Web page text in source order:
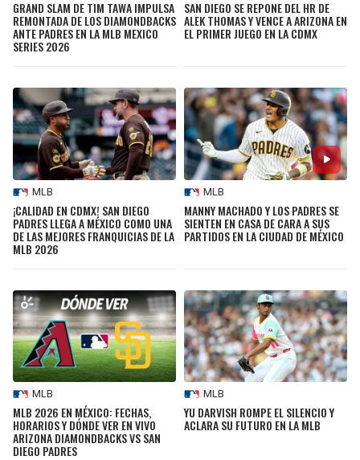
GRAND SLAM DE TIM TAWA IMPULSA
REMONTADA DE LOS DIAMONDBACKS
ANTE PADRES EN LA MLB MEXICO
SERIES 2026
SAN DIEGO SE REPONE DEL HR DE
ALEK THOMAS Y VENCE A ARIZONA EN
EL PRIMER JUEGO EN LA CDMX
MLB
¡CALIDAD EN CDMX! SAN DIEGO
PADRES LLEGA A MÉXICO COMO UNA
DE LAS MEJORES FRANQUICIAS DE LA
MLB 2026
MLB
MANNY MACHADO Y LOS PADRES SE
SIENTEN EN CASA DE CARA A SUS
PARTIDOS EN LA CIUDAD DE MÉXICO
MLB
MLB 2026 EN MÉXICO: FECHAS,
HORARIOS Y DÓNDE VER EN VIVO
ARIZONA DIAMONDBACKS VS SAN
DIEGO PADRES
MLB
YU DARVISH ROMPE EL SILENCIO Y
ACLARA SU FUTURO EN LA MLB